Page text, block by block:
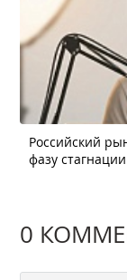
Российский
фазу
0